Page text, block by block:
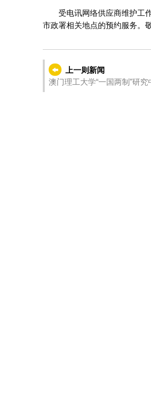
受电讯网络供应商维护工
市政署相关地点的预约服务。
上一则新闻
澳门理工大学“一国两制”研